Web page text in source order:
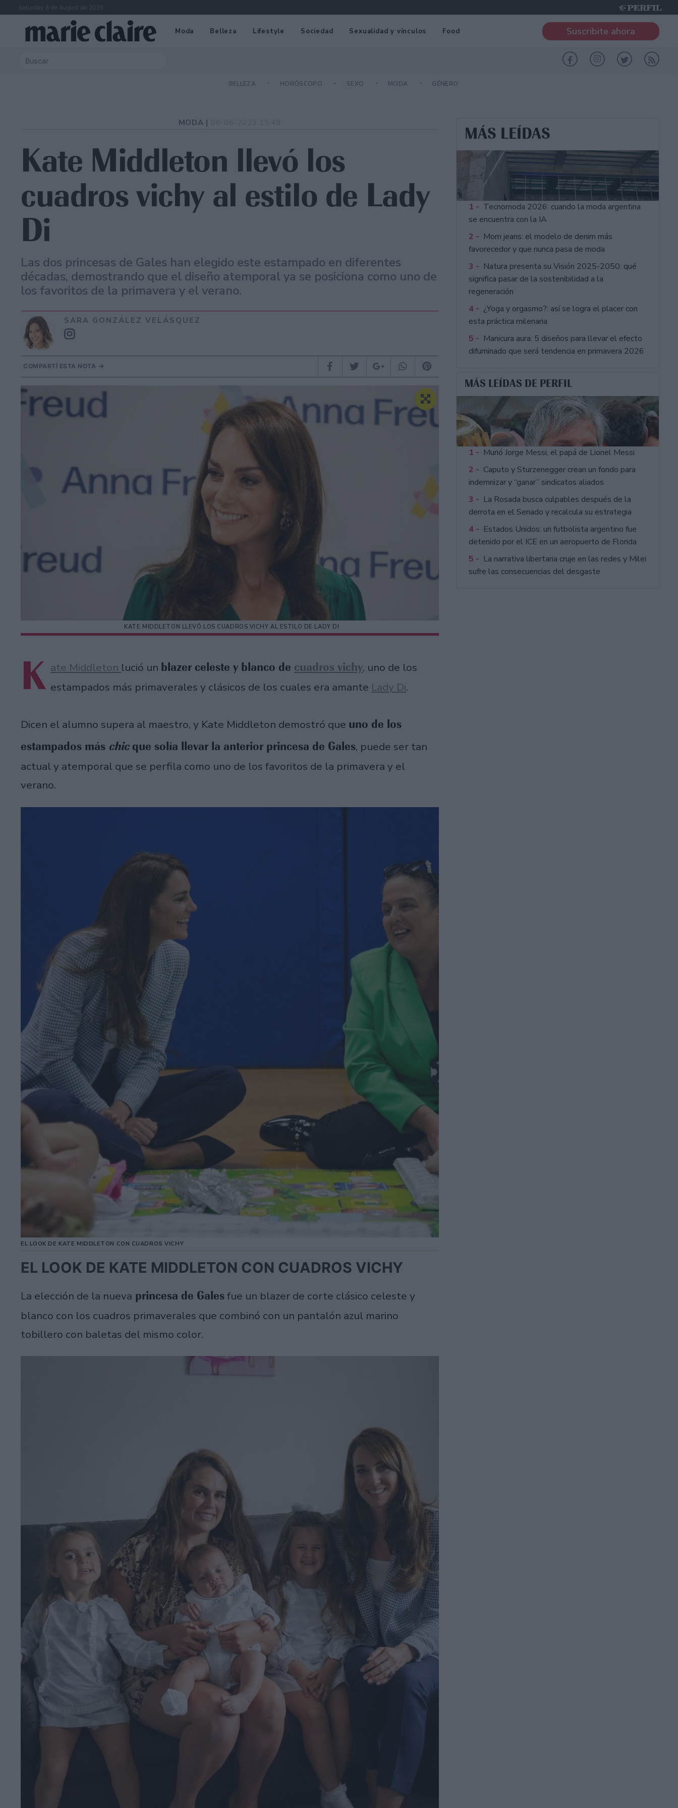
Saturday 8 de August de 2026
Moda Belleza Lifestyle Sociedad Sexualidad y vínculos Food Suscribite ahora
BELLEZA HORÓSCOPO SEXO MODA GÉNERO
MODA |
Kate Middleton llevó los
cuadros vichy al estilo de Lady
Di
Las dos princesas de Gales han elegido este estampado en diferentes
décadas, demostrando que el diseño atemporal ya se posiciona como uno de
los favoritos de la primavera y el verano.
SARA GONZÁLEZ VELÁSQUEZ
COMPARTÍ ESTA NOTA
KATE MIDDLETON LLEVÓ LOS CUADROS VICHY AL ESTILO DE LADY DI
K ate Middleton lució un blazer celeste y blanco de cuadros vichy, uno de los
estampados más primaverales y clásicos de los cuales era amante Lady Di.
Dicen el alumno supera al maestro, y Kate Middleton demostró que uno de los
estampados más chic que solía llevar la anterior princesa de Gales, puede ser tan
actual y atemporal que se perfila como uno de los favoritos de la primavera y el
verano.
EL LOOK DE KATE MIDDLETON CON CUADROS VICHY
EL LOOK DE KATE MIDDLETON CON CUADROS VICHY
La elección de la nueva princesa de Galesfue un blazer de corte clásico celeste y
blanco con los cuadros primaverales que combinó con un pantalón azul marino
tobillero con baletas del mismo color.
MÁS LEÍDAS
1 - Tecnomoda 2026: cuando la moda argentina
se encuentra con la IA
2 - Mom jeans: el modelo de denim más
favorecedor y que nunca pasa de moda
3 - Natura presenta su Visión 2025-2050: qué
significa pasar de la sostenibilidad a la
regeneración
4 - ¿Yoga y orgasmo?: así se logra el placer con
esta práctica milenaria
5 - Manicura aura: 5 diseños para llevar el efecto
difuminado que será tendencia en primavera 2026
MÁS LEÍDAS DE PERFIL
1 - Murió Jorge Messi, el papá de Lionel Messi
2 - Caputo y Sturzenegger crean un fondo para
indemnizar y “ganar” sindicatos aliados
3 - La Rosada busca culpables después de la
derrota en el Senado y recalcula su estrategia
4 - Estados Unidos: un futbolista argentino fue
detenido por el ICE en un aeropuerto de Florida
5 - La narrativa libertaria cruje en las redes y Milei
sufre las consecuencias del desgaste